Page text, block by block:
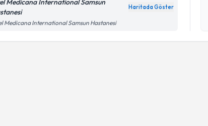
Haritada Göster
Medicana International Samsun Hastanesi